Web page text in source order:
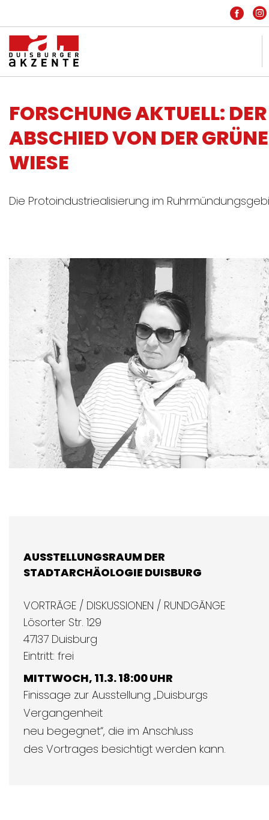
IMPRESSUM
DATENSCHUTZ
HOME
ARCHIV
FORSCHUNG AKTUELL: DER
ABSCHIED VON DER
WIESE
Die Protoindustriealisierung im
AUSSTELLUNGSRAUM DER
STADTARCHÄOLOGIE DUISBURG
VORTRÄGE / DISKUSSIONEN / RUNDGÄNGE
Lösorter Str. 129
47137 Duisburg
Eintritt: frei
MITTWOCH, 11.3. 18:00 UHR
Finissage zur Ausstellung „Duisburgs
Vergangenheit
neu begegnet“, die im Anschluss
des Vortrages besichtigt werden kann.